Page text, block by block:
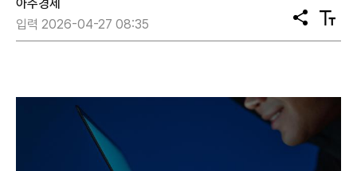
아주경제
입력 2026-04-27 08:35
공
유
텍
스